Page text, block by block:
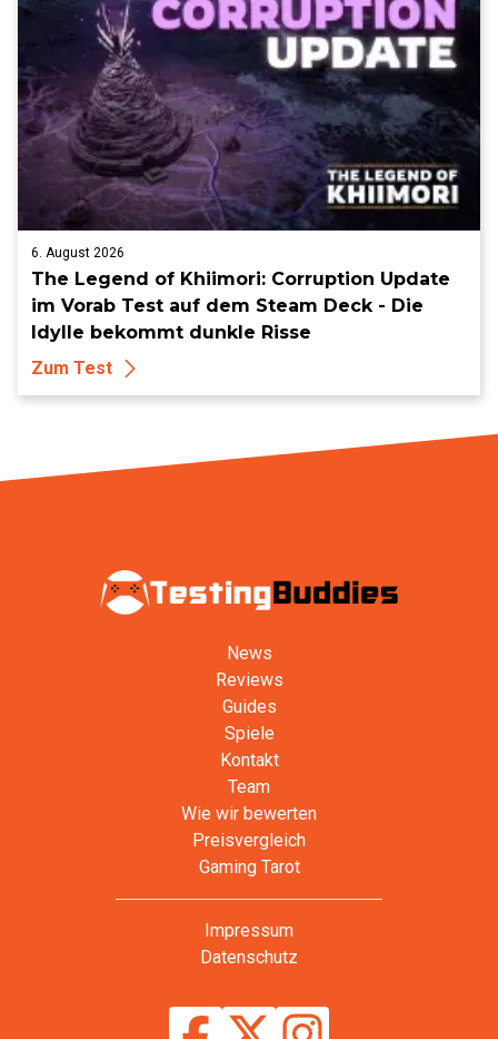
6. August 2026
The Legend of Khiimori: Corruption Update
im Vorab Test auf dem Steam Deck - Die
Idylle bekommt dunkle Risse
Zum Test
News
Reviews
Guides
Spiele
Kontakt
Team
Wie wir bewerten
Preisvergleich
Gaming Tarot
Impressum
Datenschutz